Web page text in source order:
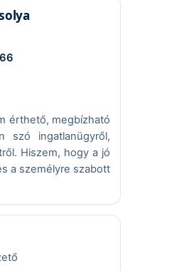
érthető, megbízható
szó ingatlanügyről,
Hiszem, hogy a jó
a személyre szabott